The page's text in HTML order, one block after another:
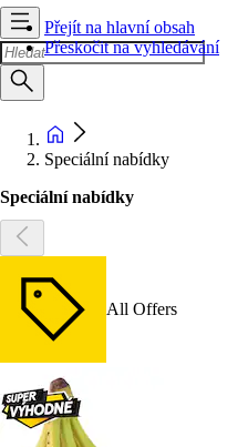
Přejít na hlavní obsah
Přeskočit na vyhledávání
Speciální nabídky
Speciální nabídky
All Offers